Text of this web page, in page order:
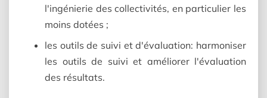
l'ingénierie des collectivités, en particulier les
moins dotées ;
les outils de suivi et d'évaluation: harmoniser
les outils de suivi et améliorer l'évaluation
des résultats.